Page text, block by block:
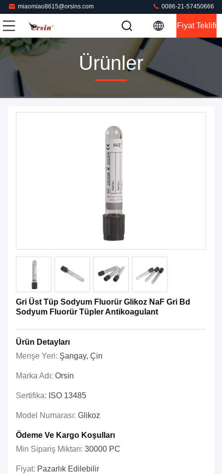
miaomiao8615@orsins.com 0086-21-57450666
Fiyat Teklifi
Ürünler
Gri Üst Tüp Sodyum Fluorür Glikoz NaF Gri Bd
Sodyum Fluorür Tüpler Antikoagulant
Ürün Detayları
Menşe Yeri: Şangay, Çin
Marka Adı: Orsin
Sertifika: ISO 13485
Model Numarası: Glikoz
Ödeme Ve Kargo Koşulları
Min Sipariş Miktarı: 30000 PC
Fiyat: Pazarlık Edilebilir